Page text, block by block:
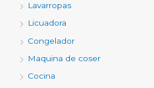
Lavarropas
Licuadora
Congelador
Maquina de coser
Cocina